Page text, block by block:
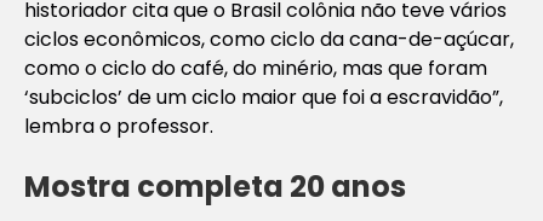
historiador cita que o Brasil colônia não teve vários
ciclos econômicos, como ciclo da cana-de-açúcar,
como o ciclo do café, do minério, mas que foram
‘subciclos’ de um ciclo maior que foi a escravidão”,
lembra o professor.
Mostra completa 20 anos